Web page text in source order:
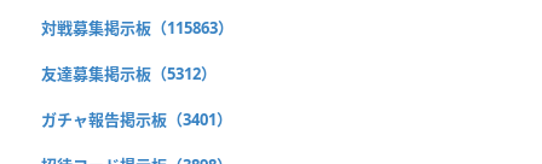
対戦募集掲示板（115863）
友達募集掲示板（5312）
ガチャ報告掲示板（3401）